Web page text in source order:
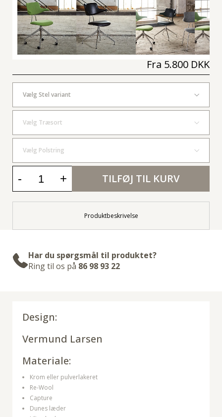
Fra 5.800 DKK
Vælg Stel variant
Vælg Træsort
Vælg Polstring
- + TILFØJ TIL KURV
Produktbeskrivelse
Har du spørgsmål til produktet?
Ring til os på 86 98 93 22
Design:
Vermund Larsen
Materiale:
Krom eller pulverlakeret
Re-Wool
Capture
Dunes læder